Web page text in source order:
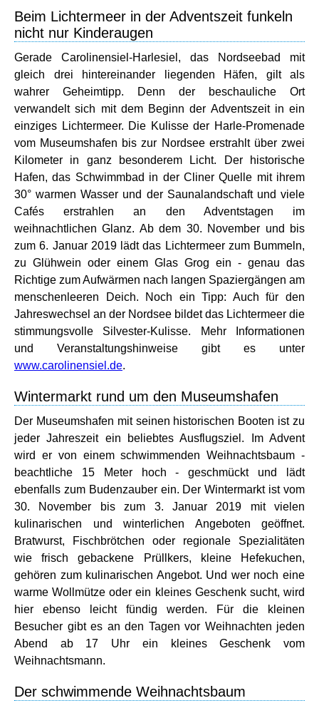
Beim Lichtermeer in der Adventszeit funkeln
nicht nur Kinderaugen
Gerade Carolinensiel-Harlesiel, das Nordseebad mit
gleich drei hintereinander liegenden Häfen, gilt als
wahrer Geheimtipp. Denn der beschauliche Ort
verwandelt sich mit dem Beginn der Adventszeit in ein
einziges Lichtermeer. Die Kulisse der Harle-Promenade
vom Museumshafen bis zur Nordsee erstrahlt über zwei
Kilometer in ganz besonderem Licht. Der historische
Hafen, das Schwimmbad in der Cliner Quelle mit ihrem
30° warmen Wasser und der Saunalandschaft und viele
Cafés erstrahlen an den Adventstagen im
weihnachtlichen Glanz. Ab dem 30. November und bis
zum 6. Januar 2019 lädt das Lichtermeer zum Bummeln,
zu Glühwein oder einem Glas Grog ein - genau das
Richtige zum Aufwärmen nach langen Spaziergängen am
menschenleeren Deich. Noch ein Tipp: Auch für den
Jahreswechsel an der Nordsee bildet das Lichtermeer die
stimmungsvolle Silvester-Kulisse. Mehr Informationen
und Veranstaltungshinweise gibt es unter
www.carolinensiel.de.
Wintermarkt rund um den Museumshafen
Der Museumshafen mit seinen historischen Booten ist zu
jeder Jahreszeit ein beliebtes Ausflugsziel. Im Advent
wird er von einem schwimmenden Weihnachtsbaum -
beachtliche 15 Meter hoch - geschmückt und lädt
ebenfalls zum Budenzauber ein. Der Wintermarkt ist vom
30. November bis zum 3. Januar 2019 mit vielen
kulinarischen und winterlichen Angeboten geöffnet.
Bratwurst, Fischbrötchen oder regionale Spezialitäten
wie frisch gebackene Prüllkers, kleine Hefekuchen,
gehören zum kulinarischen Angebot. Und wer noch eine
warme Wollmütze oder ein kleines Geschenk sucht, wird
hier ebenso leicht fündig werden. Für die kleinen
Besucher gibt es an den Tagen vor Weihnachten jeden
Abend ab 17 Uhr ein kleines Geschenk vom
Weihnachtsmann.
Der schwimmende Weihnachtsbaum